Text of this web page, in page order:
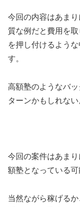
今回の内容はあま
質な例だと費用を
を押し付けるよう
す。
高額塾のようなバ
ターンかもしれない
今回の案件はあま
額塾となっている可
当然ながら稼げる